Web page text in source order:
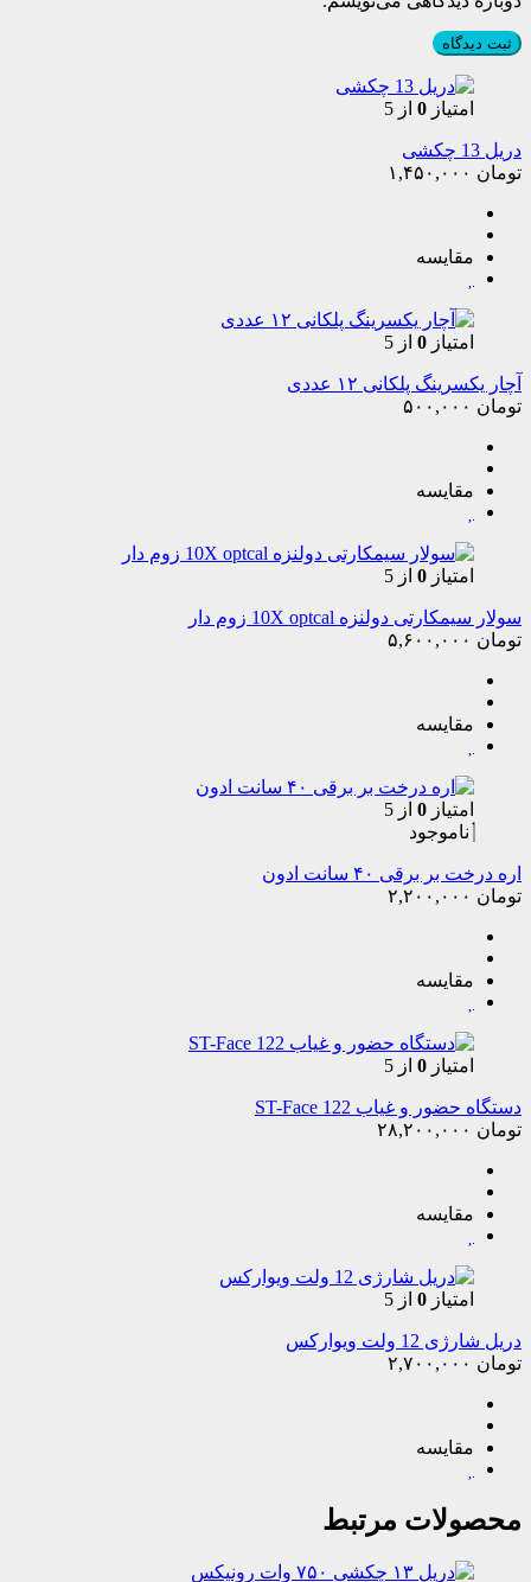
امتیاز 0 از 5
دریل 13 چکشی
تومان
مقایسه
امتیاز 0 از 5
آچار یکسرینگ پلکانی ۱۲ عددی
تومان
مقایسه
امتیاز 0 از 5
سولار سیمکارتی دولنزه 10X optcal زوم دار
تومان
مقایسه
امتیاز 0 از 5
ناموجود
اره درخت بر برقی ۴۰ سانت ادون
تومان
مقایسه
امتیاز 0 از 5
دستگاه حضور و غیاب ST-Face 122
تومان
مقایسه
امتیاز 0 از 5
دریل شارژی 12 ولت ویوارکس
تومان
مقایسه
محصولات مرتبط